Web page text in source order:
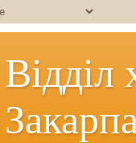
Відділ